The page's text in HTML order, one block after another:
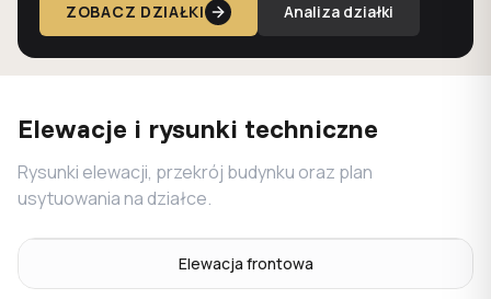
ZOBACZ DZIAŁKI Analiza działki
Elewacje i rysunki techniczne
Rysunki elewacji, przekrój budynku oraz plan
usytuowania na działce.
Elewacja frontowa